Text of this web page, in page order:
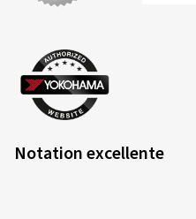
Notation excellente